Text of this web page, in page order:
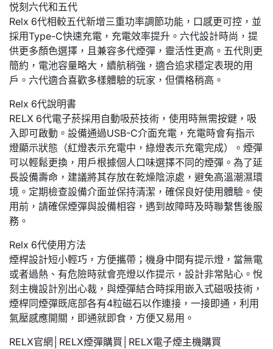
悦刻六代和五代
Relx 6代相較五代新增三重功率調節功能，口感更可控，並
採用Type-C快速充電，充電效率提升。六代設計時尚，提
供更多顏色選擇，且兼容多代煙彈，靈活性更高。五代則更
簡約，電池容量略大，續航稍強，適合追求穩定表現的用
戶。六代適合喜歡多樣體驗的玩家，但價格稍高。
Relx 6代說明書
RELX 6代電子菸採用自動吸菸技術，使用時無需按鍵，吸
入即可啟動。設備通過USB-C介面充電，充電時會有指示
燈顯示狀態（紅燈表示充電中，綠燈表示充電完成）。煙彈
可以輕鬆更換，用戶根據個人口味選擇不同的煙彈。為了延
長設備壽命，建議將其存放在乾燥陰涼處，避免高溫潮濕環
境。定期檢查設備介面並保持清潔，確保良好使用體驗。使
用前，請確保煙彈與設備相容，遇到故障時及時聯繫售後服
務。
Relx 6代使用方法
煙桿設計短小輕巧，方便攜帶；機身中間有提示燈，當無電
或者過熱、有危險時就會亮燈以作提示，設計非常貼心。悅
刻主機設計別出心裁，與煙彈結合時採用嵌入式磁吸技術，
煙桿同煙彈既底部各有4粒磁石以作連接，一接即通，利用
氣壓感應開關，即通就即食，方便又易用。
RELX官網
RELX煙彈購買 RELX電子煙主機購買